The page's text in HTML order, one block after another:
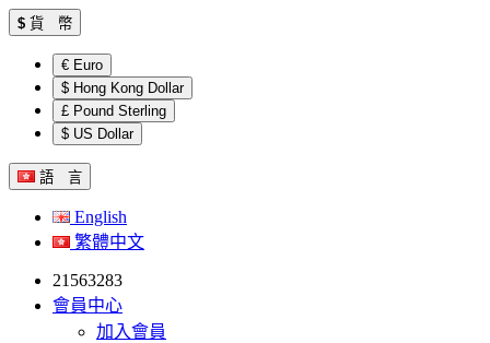
$ 貨 幣
€ Euro
$ Hong Kong Dollar
£ Pound Sterling
$ US Dollar
語 言
English
繁體中文
21563283
會員中心
加入會員